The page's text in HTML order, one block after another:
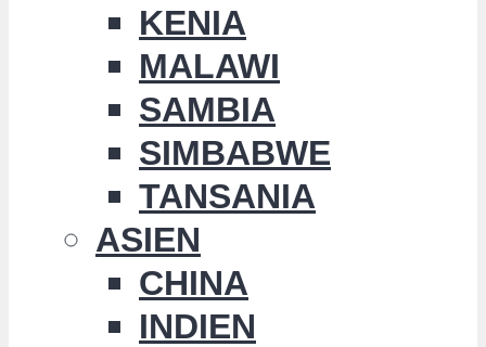
KENIA
MALAWI
SAMBIA
SIMBABWE
TANSANIA
ASIEN
CHINA
INDIEN